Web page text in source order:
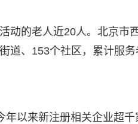
动的老人近20人。北京市
道、153个社区，累计服务
以来新注册相关企业超千